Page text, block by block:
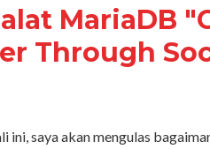
MariaDB
Through
saya akan mengulas